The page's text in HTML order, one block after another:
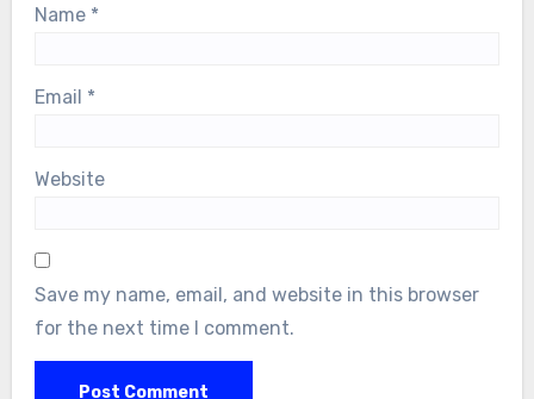
Name *
Email *
Website
Save my name, email, and website in this browser
for the next time I comment.